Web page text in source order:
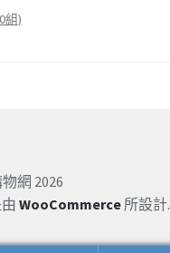
組)
網 2026
WooCommerce所設計.